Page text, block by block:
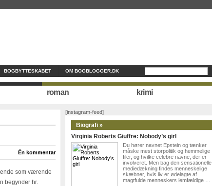
BOGBYTTESKABET OM BOGBLOGGER.DK
roman krimi
Én kommentar
som værende
begynder hr.
[instagram-feed]
Biografi »
Virginia Roberts Giuffre: Nobody’s girl
Du hører navnet Epstein og tænker
måske mest storpolitik og hemmelige
filer, og hvilke celebre navne, der er
involveret. Men bag den sensationelle
mediedækning findes menneskelige
skæbner, hvis liv er ødelagte af
magtfulde menneskers lemfældige …